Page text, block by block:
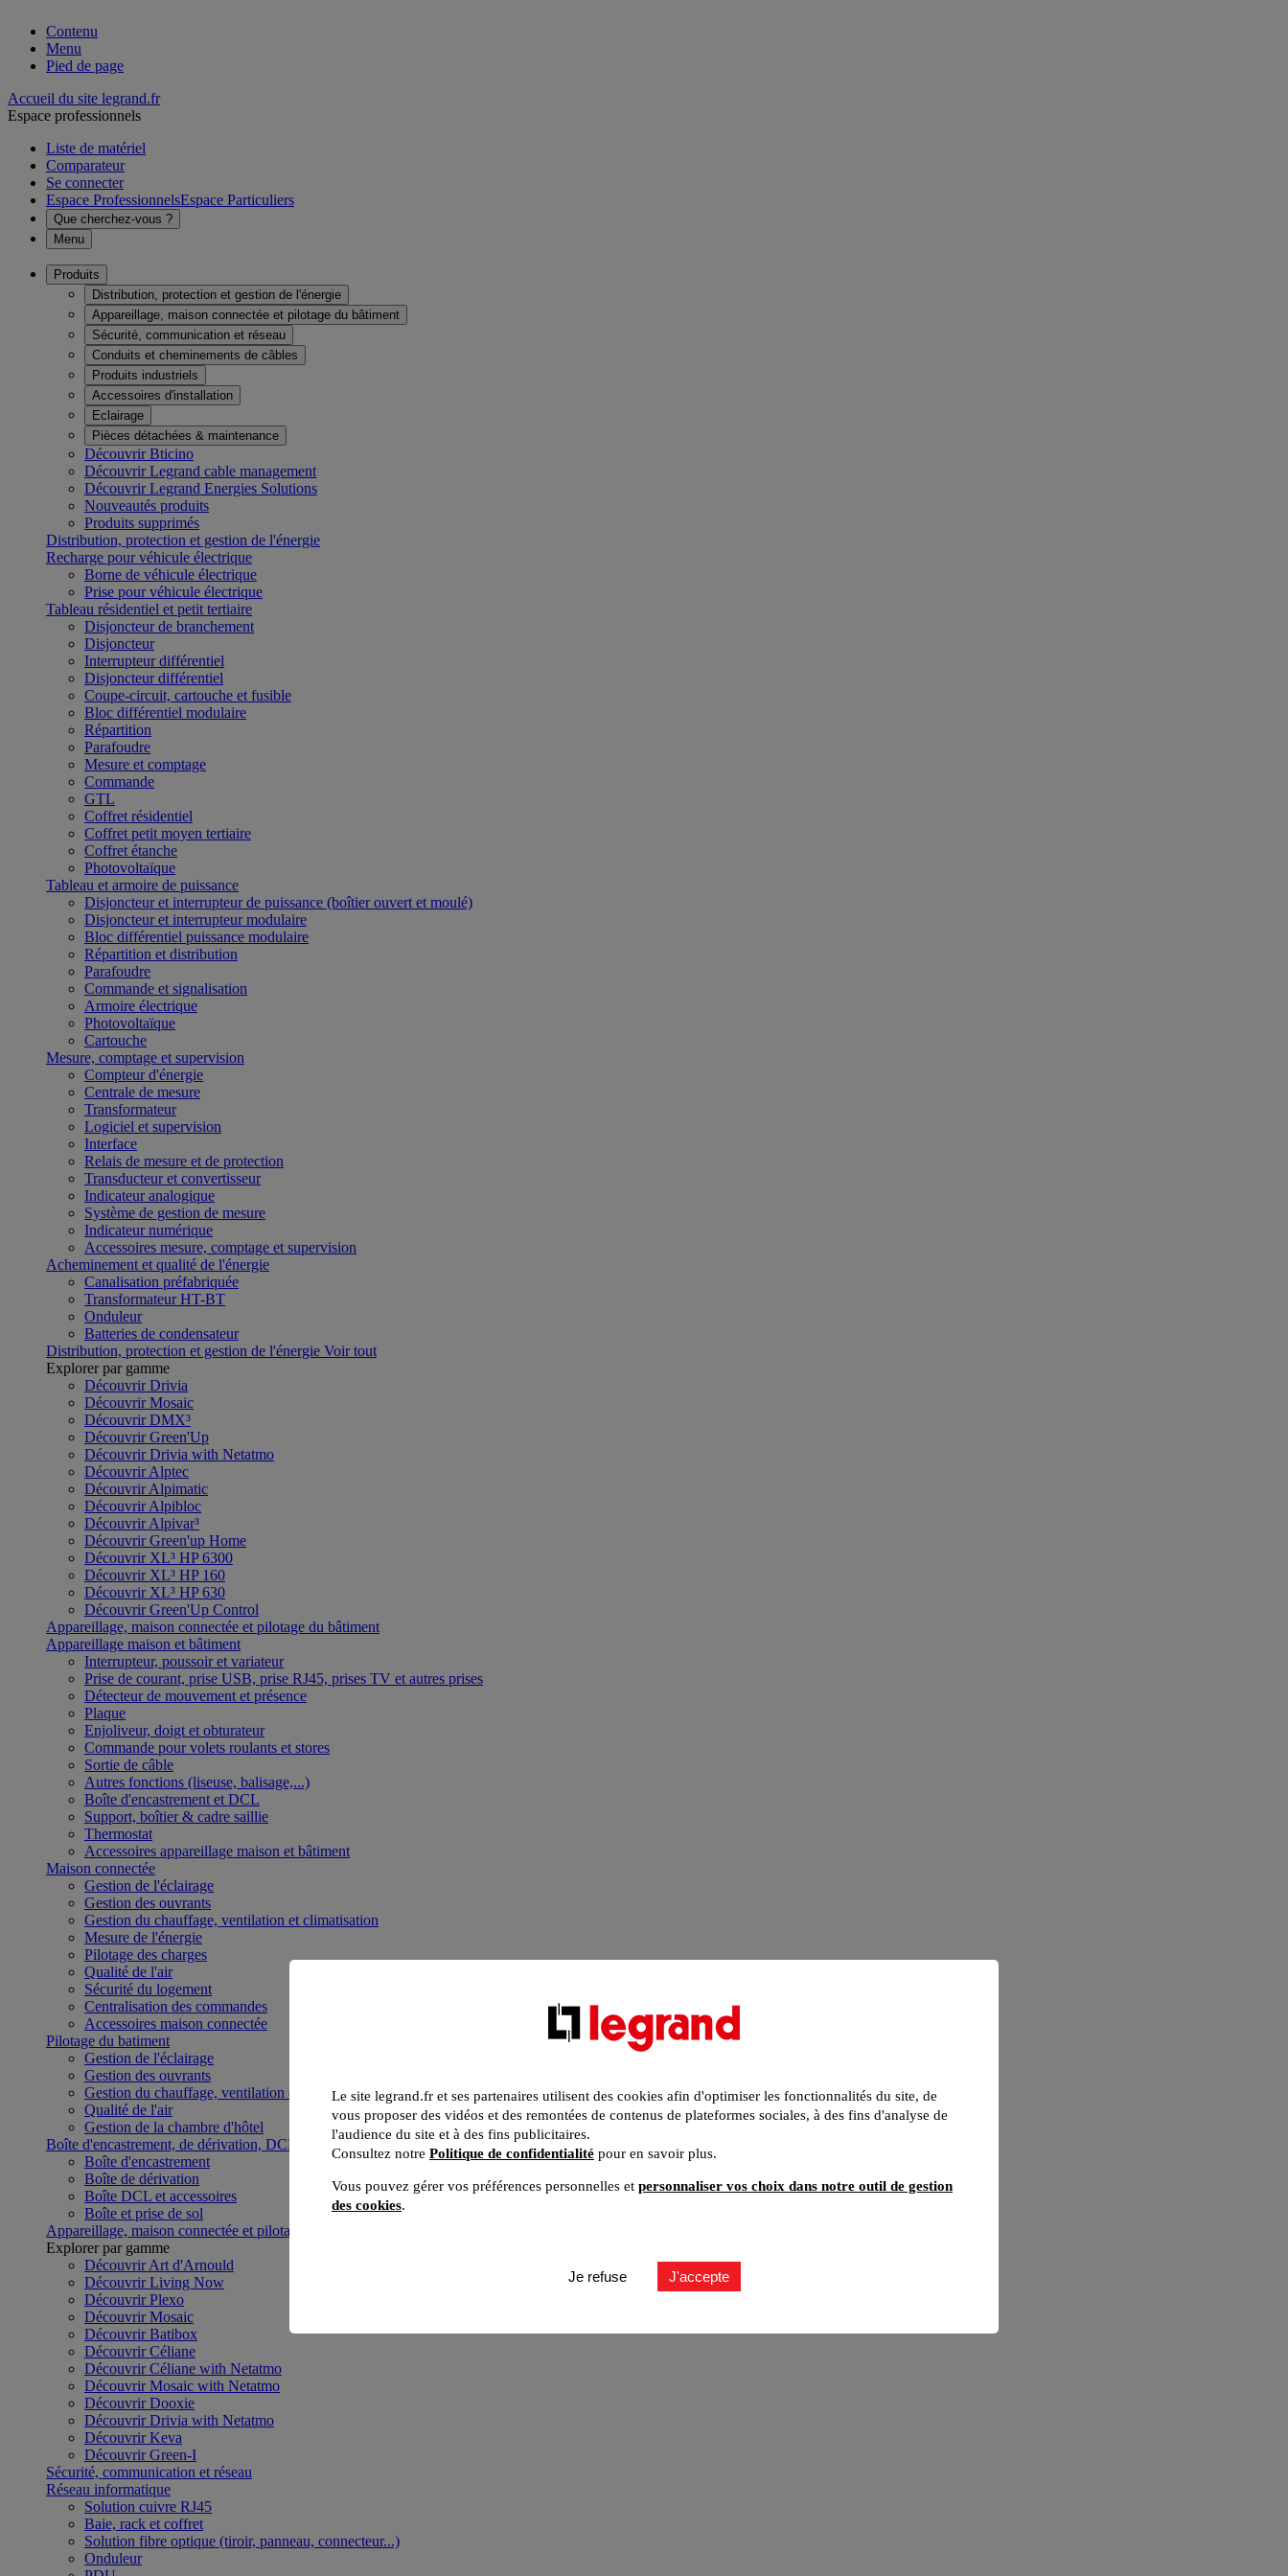
Contenu
Menu
Pied de page
Accueil du site legrand.fr
Espace professionnels
Liste de matériel
Comparateur
Se connecter
Espace ProfessionnelsEspace Particuliers
Que cherchez-vous ?
Menu
Produits
Distribution, protection et gestion de l'énergie
Appareillage, maison connectée et pilotage du bâtiment
Sécurité, communication et réseau
Conduits et cheminements de câbles
Produits industriels
Accessoires d'installation
Eclairage
Pièces détachées & maintenance
Découvrir Bticino
Découvrir Legrand cable management
Découvrir Legrand Energies Solutions
Nouveautés produits
Produits supprimés
Distribution, protection et gestion de l'énergie
Recharge pour véhicule électrique
Borne de véhicule électrique
Prise pour véhicule électrique
Tableau résidentiel et petit tertiaire
Disjoncteur de branchement
Disjoncteur
Interrupteur différentiel
Disjoncteur différentiel
Coupe-circuit, cartouche et fusible
Bloc différentiel modulaire
Répartition
Parafoudre
Mesure et comptage
Commande
GTL
Coffret résidentiel
Coffret petit moyen tertiaire
Coffret étanche
Photovoltaïque
Tableau et armoire de puissance
Disjoncteur et interrupteur de puissance (boîtier ouvert et moulé)
Disjoncteur et interrupteur modulaire
Bloc différentiel puissance modulaire
Répartition et distribution
Parafoudre
Commande et signalisation
Armoire électrique
Photovoltaïque
Cartouche
Mesure, comptage et supervision
Compteur d'énergie
Centrale de mesure
Transformateur
Logiciel et supervision
Interface
Relais de mesure et de protection
Transducteur et convertisseur
Indicateur analogique
Système de gestion de mesure
Indicateur numérique
Accessoires mesure, comptage et supervision
Acheminement et qualité de l'énergie
Canalisation préfabriquée
Transformateur HT-BT
Onduleur
Batteries de condensateur
Distribution, protection et gestion de l'énergie Voir tout
Explorer par gamme
Découvrir Drivia
Découvrir Mosaic
Découvrir DMX³
Découvrir Green'Up
Découvrir Drivia with Netatmo
Découvrir Alptec
Découvrir Alpimatic
Découvrir Alpibloc
Découvrir Alpivar³
Découvrir Green'up Home
Découvrir XL³ HP 6300
Découvrir XL³ HP 160
Découvrir XL³ HP 630
Découvrir Green'Up Control
Appareillage, maison connectée et pilotage du bâtiment
Appareillage maison et bâtiment
Interrupteur, poussoir et variateur
Prise de courant, prise USB, prise RJ45, prises TV et autres prises
Détecteur de mouvement et présence
Plaque
Enjoliveur, doigt et obturateur
Commande pour volets roulants et stores
Sortie de câble
Autres fonctions (liseuse, balisage,...)
Boîte d'encastrement et DCL
Support, boîtier & cadre saillie
Thermostat
Accessoires appareillage maison et bâtiment
Maison connectée
Gestion de l'éclairage
Gestion des ouvrants
Gestion du chauffage, ventilation et climatisation
Mesure de l'énergie
Pilotage des charges
Qualité de l'air
Sécurité du logement
Centralisation des commandes
Accessoires maison connectée
Pilotage du batiment
Gestion de l'éclairage
Gestion des ouvrants
Gestion du chauffage, ventilation et climatisation
Qualité de l'air
Gestion de la chambre d'hôtel
Boîte d'encastrement, de dérivation, DCL et boîte de sol
Boîte d'encastrement
Boîte de dérivation
Boîte DCL et accessoires
Boîte et prise de sol
Appareillage, maison connectée et pilotage du bâtiment
Explorer par gamme
Découvrir Art d'Arnould
Découvrir Living Now
Découvrir Plexo
Découvrir Mosaic
Découvrir Batibox
Découvrir Céliane
Découvrir Céliane with Netatmo
Découvrir Mosaic with Netatmo
Découvrir Dooxie
Découvrir Drivia with Netatmo
Découvrir Keva
Découvrir Green-I
Sécurité, communication et réseau
Réseau informatique
Solution cuivre RJ45
Baie, rack et coffret
Solution fibre optique (tiroir, panneau, connecteur...)
Onduleur
Le site legrand.fr et ses partenaires utilisent des cookies afin d'optimiser les fonctionnalités du site, de
vous proposer des vidéos et des remontées de contenus de plateformes sociales, à des fins d'analyse de
l'audience du site et à des fins publicitaires.
Consultez notre Politique de confidentialité pour en savoir plus.
Vous pouvez gérer vos préférences personnelles et personnaliser vos choix dans notre outil de gestion
des cookies.
Je refuse J'accepte